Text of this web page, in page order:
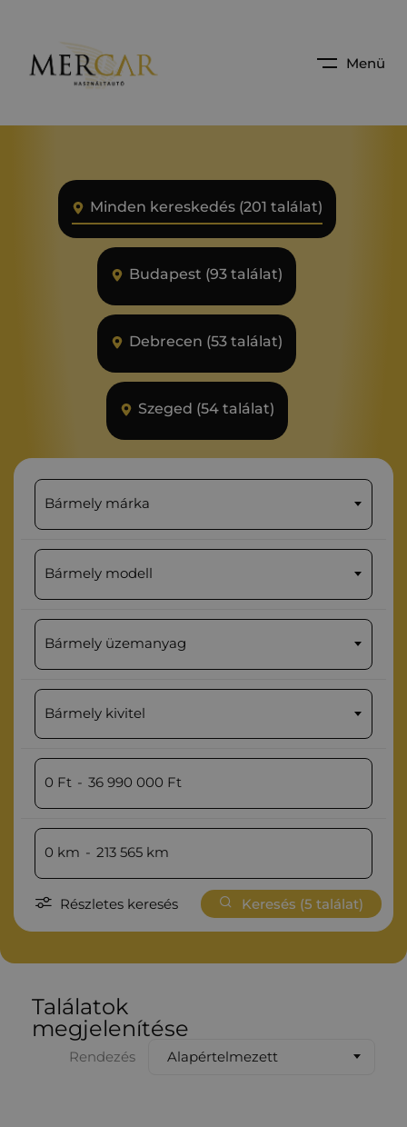
Menü
Minden kereskedés (201 találat)
Budapest (93 találat)
Debrecen (53 találat)
Szeged (54 találat)
Bármely márka
Bármely modell
Bármely üzemanyag
Bármely kivitel
0 Ft - 36 990 000 Ft
0 km - 213 565 km
Részletes keresés Keresés (5 találat)
Találatok
megjelenítése
Rendezés Alapértelmezett